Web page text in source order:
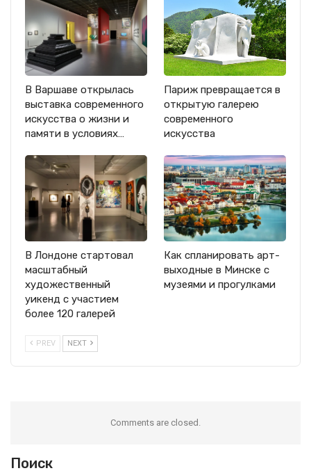
В Варшаве открылась
выставка современного
искусства о жизни и
памяти в условиях…
Париж превращается в
открытую галерею
современного
искусства
В Лондоне стартовал
масштабный
художественный
уикенд с участием
более 120 галерей
Как спланировать арт-
выходные в Минске с
музеями и прогулками
PREV NEXT
Comments are closed.
Поиск